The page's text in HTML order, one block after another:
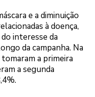
e a diminuição
à doença,
interesse da
da campanha. Na
a primeira
a segunda